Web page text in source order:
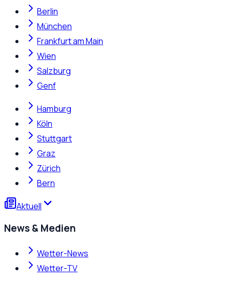
Berlin
München
Frankfurt am Main
Wien
Salzburg
Genf
Hamburg
Köln
Stuttgart
Graz
Zürich
Bern
Aktuell
News & Medien
Wetter-News
Wetter-TV